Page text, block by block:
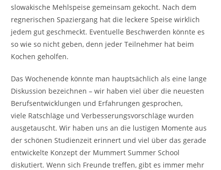
slowakische Mehlspeise gemeinsam gekocht. Nach dem
regnerischen Spaziergang hat die leckere Speise wirklich
jedem gut geschmeckt. Eventuelle Beschwerden könnte es
so wie so nicht geben, denn jeder Teilnehmer hat beim
Kochen geholfen.
Das Wochenende könnte man hauptsächlich als eine lange
Diskussion bezeichnen – wir haben viel über die neuesten
Berufsentwicklungen und Erfahrungen gesprochen,
viele Ratschläge und Verbesserungsvorschläge wurden
ausgetauscht. Wir haben uns an die lustigen Momente aus
der schönen Studienzeit erinnert und viel über das gerade
entwickelte Konzept der Mummert Summer School
diskutiert. Wenn sich Freunde treffen, gibt es immer mehr